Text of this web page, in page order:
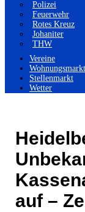
Polizei
Feuerwehr
Rotes Kreuz
Johaniter
THW
Vereine
Wohnungsmarkt
Stellenmarkt
Wetter
auf –